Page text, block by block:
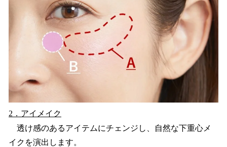
2．アイメイク
透け感のあるアイテムにチェンジし、自然な下重心メ
イクを演出します。